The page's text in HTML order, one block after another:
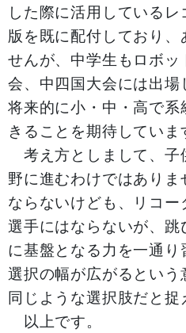
した際に活用している
版を既に配付しており
せんが、中学生もロボ
会、中四国大会には出
将来的に小・中・高で
きることを期待していま
考え方としまして、子
野に進むわけではあり
ならないけども、リコ
選手にはならないが、跳
に基盤となる力を一通り
選択の幅が広がるという
同じような選択肢だと捉
以上です。